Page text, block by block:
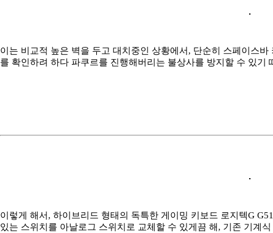
이는 비교적 높은 벽을 두고 대치중인 상황에서, 단순히 스페이스
를 확인하려 하다 파쿠르를 진행해버리는 불상사를 방지할 수 있기
이렇게 해서, 하이브리드 형태의 독특한 게이밍 키보드 로지텍G
있는 스위치를 아날로그 스위치로 교체할 수 있게끔 해, 기존 기계